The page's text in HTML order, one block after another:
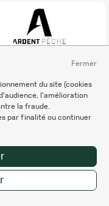
Fermer
du site (cookies
l'amélioration
la fraude.
par finalité ou continuer
N°CNIL: 1239459.
à leurs propriétaires